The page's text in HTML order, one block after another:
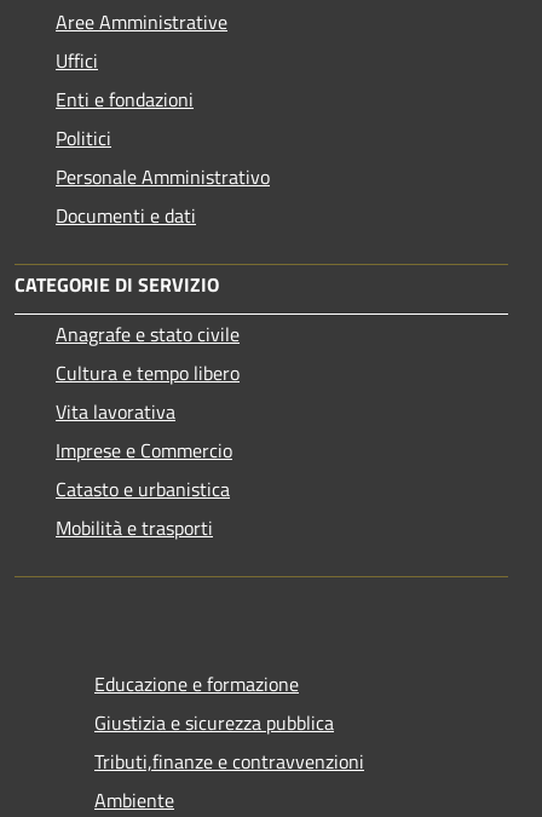
Aree Amministrative
Uffici
Enti e fondazioni
Politici
Personale Amministrativo
Documenti e dati
CATEGORIE DI SERVIZIO
Anagrafe e stato civile
Cultura e tempo libero
Vita lavorativa
Imprese e Commercio
Catasto e urbanistica
Mobilità e trasporti
Educazione e formazione
Giustizia e sicurezza pubblica
Tributi,finanze e contravvenzioni
Ambiente